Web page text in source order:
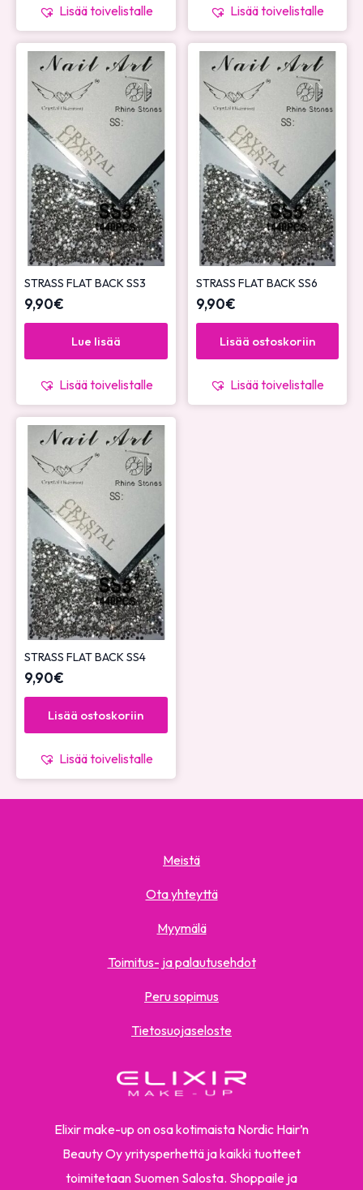
Lisää toivelistalle Lisää toivelistalle
STRASS FLAT BACK SS3
9,90€
Lue lisää
Lisää toivelistalle
STRASS FLAT BACK SS6
9,90€
Lisää ostoskoriin
Lisää toivelistalle
STRASS FLAT BACK SS4
9,90€
Lisää ostoskoriin
Lisää toivelistalle
Elixir make-up on osa kotimaista Nordic Hair’n
Beauty Oy yritysperhettä ja kaikki tuotteet
toimitetaan Suomen Salosta. Shoppaile ja
Meistä
Ota yhteyttä
Myymälä
Toimitus- ja palautusehdot
Peru sopimus
Tietosuojaseloste